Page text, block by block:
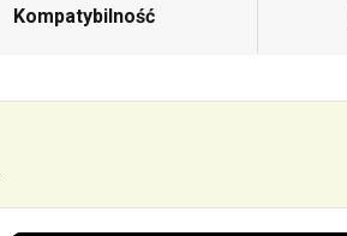
Kompatybilność